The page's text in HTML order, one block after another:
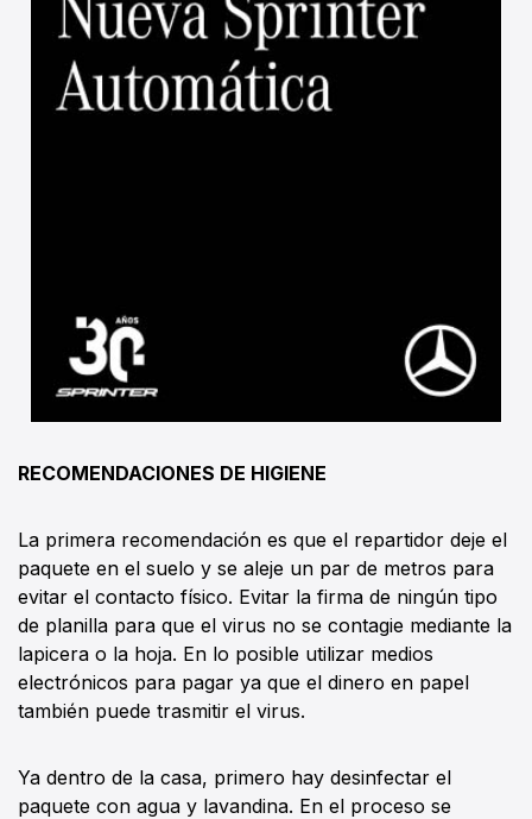
RECOMENDACIONES DE HIGIENE
La primera recomendación es que el repartidor deje el
paquete en el suelo y se aleje un par de metros para
evitar el contacto físico. Evitar la firma de ningún tipo
de planilla para que el virus no se contagie mediante la
lapicera o la hoja. En lo posible utilizar medios
electrónicos para pagar ya que el dinero en papel
también puede trasmitir el virus.
Ya dentro de la casa, primero hay desinfectar el
paquete con agua y lavandina. En el proceso se